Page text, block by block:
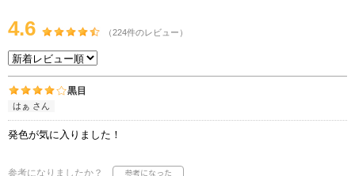
4.6 （224件のレビュー）
黒目
はぁ さん
発色が気に入りました！
参考になりましたか？